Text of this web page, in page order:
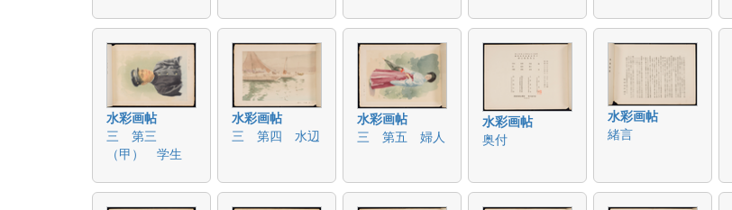
水彩画帖
三 第三
（甲） 学生
水彩画帖
三 第四 水辺
水彩画帖
三 第五 婦人
水彩画帖
奥付
水彩画帖
緒言